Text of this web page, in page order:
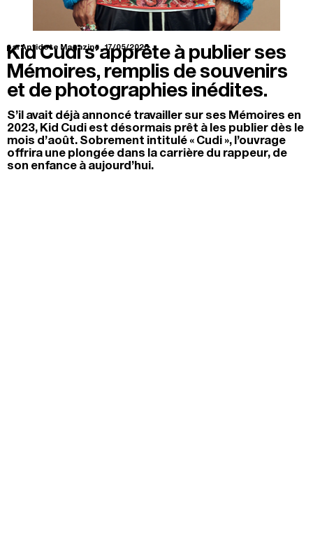
par Antidote Magazine. 17/05/2025
Kid Cudi s’apprête à publier ses
Mémoires, remplis de souvenirs
et de photographies inédites.
S’il avait déjà annoncé travailler sur ses Mémoires en
2023, Kid Cudi est désormais prêt à les publier dès le
mois d’août. Sobrement intitulé « Cudi », l’ouvrage
offrira une plongée dans la carrière du rappeur, de
son enfance à aujourd’hui.